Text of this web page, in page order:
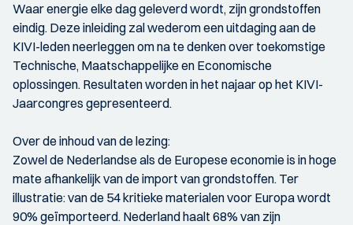
Waar energie elke dag geleverd wordt, zijn grondstoffen
eindig. Deze inleiding zal wederom een uitdaging aan de
KIVI-leden neerleggen om na te denken over toekomstige
Technische, Maatschappelijke en Economische
oplossingen. Resultaten worden in het najaar op het KIVI-
Jaarcongres gepresenteerd.
Over de inhoud van de lezing:
Zowel de Nederlandse als de Europese economie is in hoge
mate afhankelijk van de import van grondstoffen. Ter
illustratie: van de 54 kritieke materialen voor Europa wordt
90% geïmporteerd. Nederland haalt 68% van zijn